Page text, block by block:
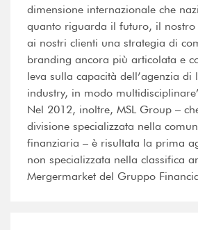
dimensione internazionale che
quanto riguarda il futuro, il nostro
ai nostri clienti una strategia di
branding ancora più articolata e
leva sulla capacità dell’agenzia di
industry, in modo
Nel 2012, inoltre, MSL Group –
divisione specializzata nella
finanziaria – è risultata la prima
non specializzata nella classifica
Mergermarket del Gruppo